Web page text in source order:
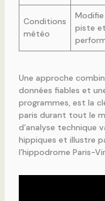
Conditions
météo
Modifie
piste
Une approche
données fiables et
programmes, est la
paris durant tout le
d’analyse technique
hippiques et illustre
l’hippodrome Paris-